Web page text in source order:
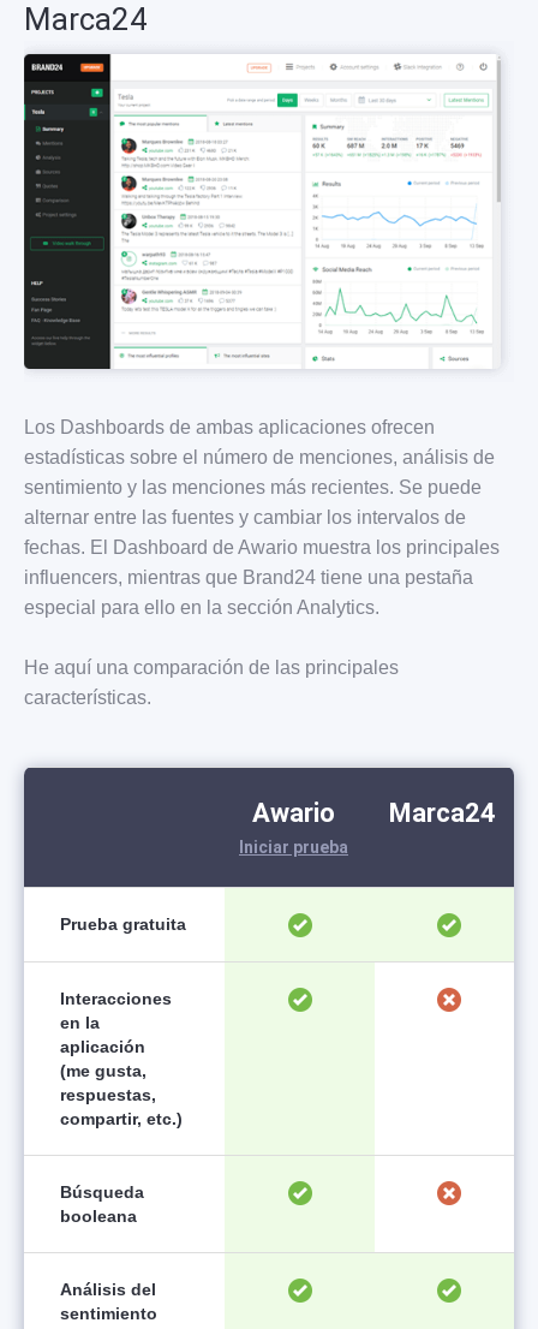
Marca24
Los Dashboards de ambas aplicaciones ofrecen
estadísticas sobre el número de menciones, análisis de
sentimiento y las menciones más recientes. Se puede
alternar entre las fuentes y cambiar los intervalos de
fechas. El Dashboard de Awario muestra los principales
influencers, mientras que Brand24 tiene una pestaña
especial para ello en la sección Analytics.
He aquí una comparación de las principales
características.
Awario
Iniciar prueba
Marca24
Prueba gratuita
Interacciones
en la
aplicación
(me gusta,
respuestas,
compartir, etc.)
Búsqueda
booleana
Análisis del
sentimiento